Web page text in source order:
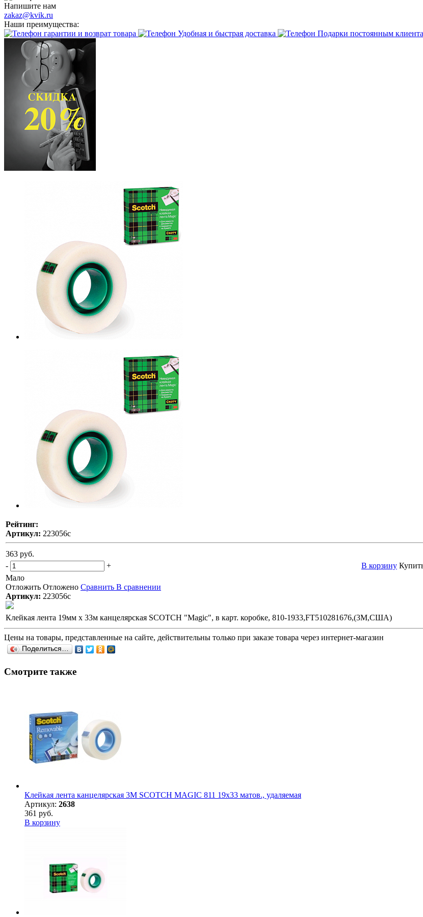
Напишите нам
zakaz@kvik.ru
Наши преимущества:
гарантии и возврат товара
Удобная и быстрая доставка Подарки постоянным
Рейтинг:
Артикул: 223056с
363 руб.
-
+ В корзину
Мало
Отложить Отложено Сравнить В сравнении
Артикул: 223056с
Клейкая лента 19мм х 33м канцелярская SCOTCH "Magic", в карт. коробке, 810-1933,FT510281676,(3М,США)
Цены на товары, представленные на сайте, действительны только при заказе товара через интернет-магазин
Поделиться…
Смотрите также
Клейкая лента канцелярская 3M SCOTCH MAGIC 811 19х33 матов., удаляемая
Артикул: 2638
361 руб.
В корзину